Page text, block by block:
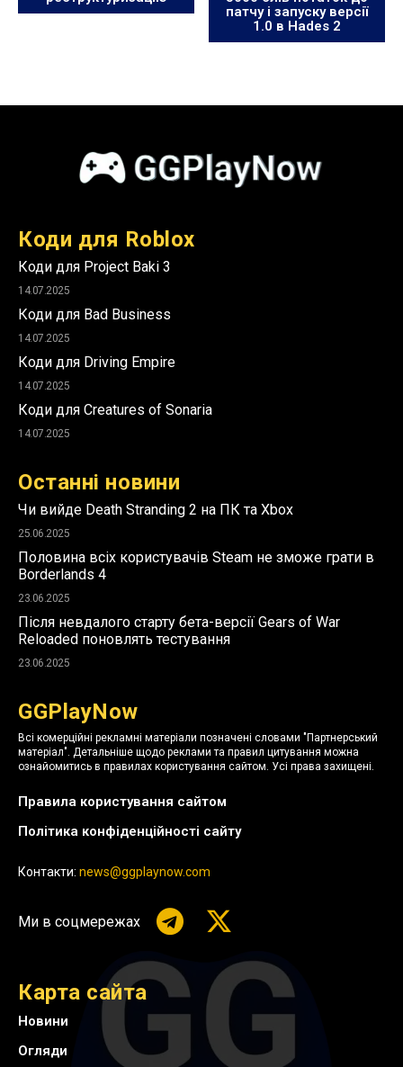
патчу і запуску версії
1.0 в Hades 2
Коди для Roblox
Коди для Project Baki 3
14.07.2025
Коди для Bad Business
14.07.2025
Коди для Driving Empire
14.07.2025
Коди для Creatures of Sonaria
14.07.2025
Останні новини
Чи вийде Death Stranding 2 на ПК та Xbox
25.06.2025
Половина всіх користувачів Steam не зможе грати в
Borderlands 4
23.06.2025
Після невдалого старту бета-версії Gears of War
Reloaded поновлять тестування
23.06.2025
GGPlayNow
Всі комерційні рекламні матеріали позначені словами "Партнерський
матеріал". Детальніше щодо реклами та правил цитування можна
ознайомитись в правилах користування сайтом. Усі права захищені.
Правила користування сайтом
Політика конфіденційності сайту
Контакти: news@ggplaynow.com
Ми в соцмережах
Карта сайта
Новини
Огляди